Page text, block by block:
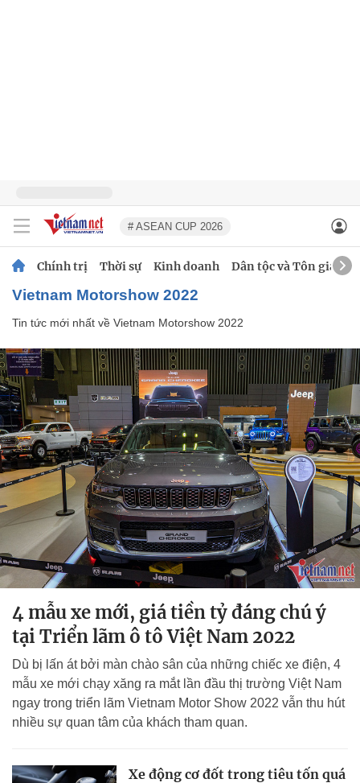
# ASEAN CUP 2026
Chính trị Thời sự Kinh doanh Dân tộc và Tôn giáo
Vietnam Motorshow 2022
Tin tức mới nhất về Vietnam Motorshow 2022
4 mẫu xe mới, giá tiền tỷ đáng chú ý
tại Triển lãm ô tô Việt Nam 2022
Dù bị lấn át bởi màn chào sân của những chiếc xe điện, 4
mẫu xe mới chạy xăng ra mắt lần đầu thị trường Việt Nam
ngay trong triển lãm Vietnam Motor Show 2022 vẫn thu hút
nhiều sự quan tâm của khách tham quan.
Xe động cơ đốt trong tiêu tốn quá